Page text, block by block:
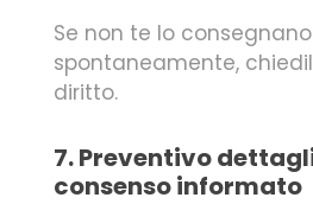
Se non te lo consegnano
spontaneamente,
diritto.
7. Preventivo
consenso informato